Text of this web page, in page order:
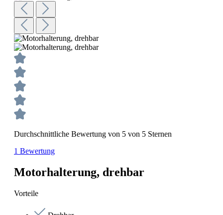
Durchschnittliche Bewertung von 5 von 5 Sternen
1 Bewertung
Motorhalterung, drehbar
Vorteile